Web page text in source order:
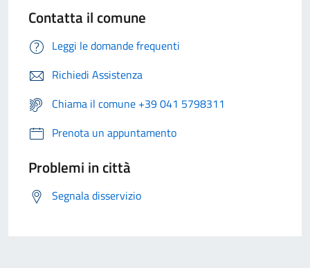
Contatta il comune
Leggi le domande frequenti
Richiedi Assistenza
Chiama il comune +39 041 5798311
Prenota un appuntamento
Problemi in città
Segnala disservizio